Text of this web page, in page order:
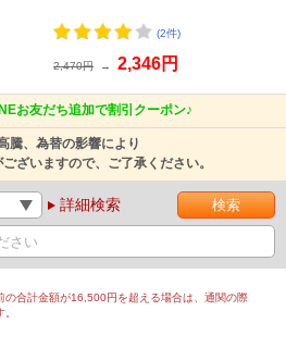
(2件)
2,470円 → 2,346円
お友だち追加で割引クーポン♪
騰、為替の影響により
ざいますので、ご了承ください。
詳細検索
の合計金額が16,500円を超える場合は、通関の際